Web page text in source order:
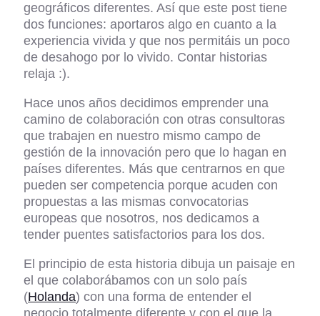
geográficos diferentes. Así que este post tiene
dos funciones: aportaros algo en cuanto a la
experiencia vivida y que nos permitáis un poco
de desahogo por lo vivido. Contar historias
relaja :).
Hace unos años decidimos emprender una
camino de colaboración con otras consultoras
que trabajen en nuestro mismo campo de
gestión de la innovación pero que lo hagan en
países diferentes. Más que centrarnos en que
pueden ser competencia porque acuden con
propuestas a las mismas convocatorias
europeas que nosotros, nos dedicamos a
tender puentes satisfactorios para los dos.
El principio de esta historia dibuja un paisaje en
el que colaborábamos con un solo país
(Holanda) con una forma de entender el